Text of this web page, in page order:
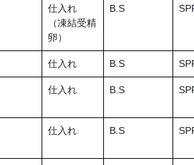
仕入れ
（凍結受精
卵）
B.S
仕入れ B.S
仕入れ B.S
仕入れ B.S